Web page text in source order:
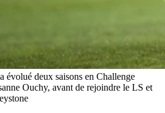
évolué deux saisons en Challenge
Ouchy, avant de rejoindre le LS et